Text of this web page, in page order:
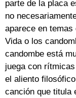
parte de la placa
no
aparece en
Vida o los
candombe está
juega con
el aliento
canción que titula